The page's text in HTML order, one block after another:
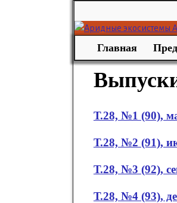
Главная
Т.28, №1 (90),
Т.28, №2 (91),
Т.28, №3 (92),
Т.28, №4 (93),